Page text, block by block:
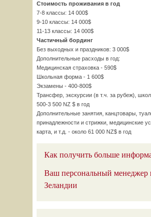
Стоимость проживания в год
7-8 классы: 14 000$
9-10 классы: 14 000$
11-13 классы: 14 000$
Частичный бординг
Без выходных и праздников: 3 000$
Дополнительные расходы в год:
Медицинская страховка - 590$
Школьная форма - 1 600$
Экзамены - 400-800$
Трансфер, экскурсии (в т.ч. за рубеж),
500-3 500 NZ $ в год
Дополнительные занятия, канцтовары,
принадлежности и стрижки, медицинские
карта, и т.д. - около 61 000 NZ$ в год
Как получить больше
Ваш персональный менеджер
Зеландии